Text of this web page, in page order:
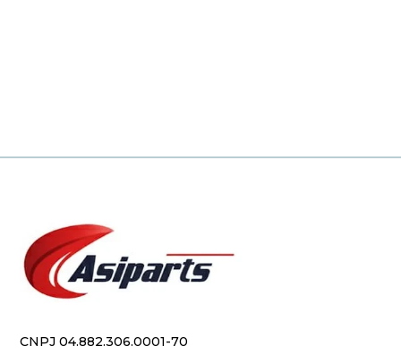
CNPJ 04.882.306.0001-70